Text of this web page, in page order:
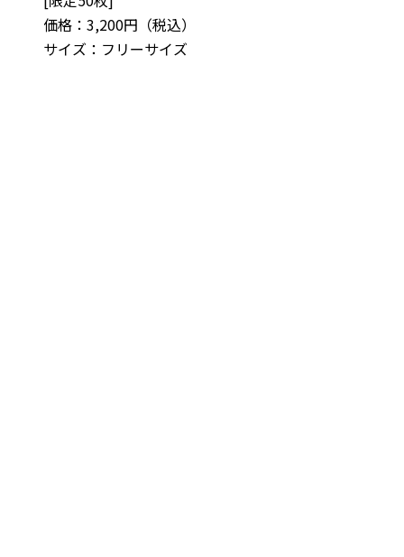
価格：3,200円（税込）
サイズ：フリーサイズ